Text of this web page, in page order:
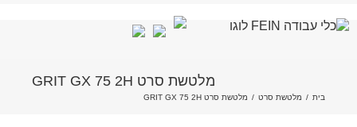
מלטשת סרט GRIT GX 75 2H
בית / מלטשת סרט / מלטשת סרט GRIT GX 75 2H